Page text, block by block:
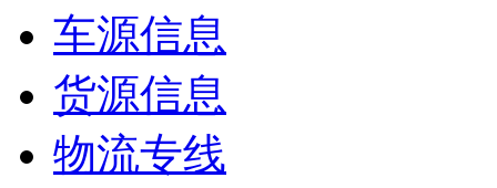
车源信息
货源信息
物流专线